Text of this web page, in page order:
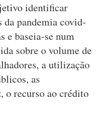
identificar
pandemia covid-
e baseia-se num
sobre o volume de
a utilização
as
o recurso ao crédito